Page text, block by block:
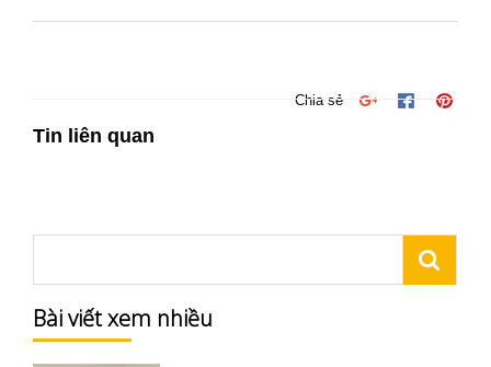
Chia sẻ
Tin liên quan
Bài viết xem nhiều